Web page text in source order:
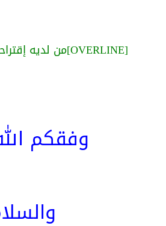
[OVERLINE]من لديه إقتراحات فليتفضل مشكورا بوضعها في منتدى الإقتراحات والشكاوي[/OVERLINE]
وفقكم